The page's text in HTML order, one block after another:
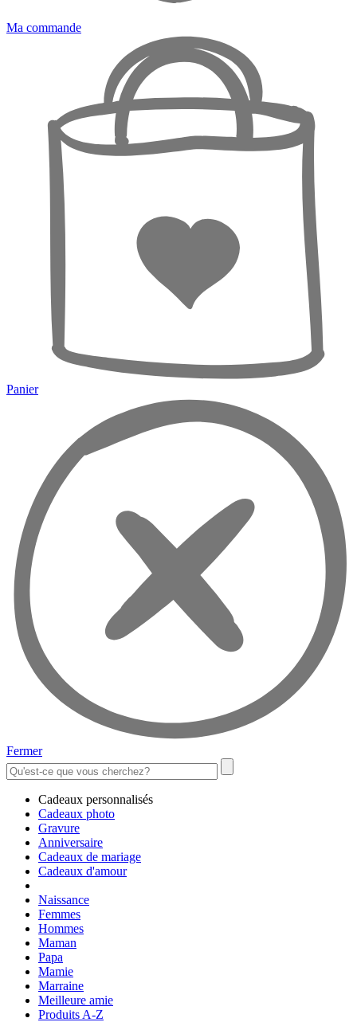
Ma commande
Panier
Fermer
Cadeaux personnalisés
Cadeaux photo
Gravure
Anniversaire
Cadeaux de mariage
Cadeaux d'amour
Naissance
Femmes
Hommes
Maman
Papa
Mamie
Marraine
Meilleure amie
Produits A-Z